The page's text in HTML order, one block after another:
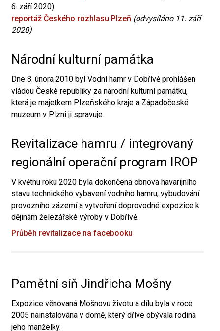
6. září 2020)
reportáž Českého rozhlasu Plzeň (odvysíláno 11. září
2020)
Národní kulturní památka
Dne 8. února 2010 byl Vodní hamr v Dobřívě prohlášen
vládou České republiky za národní kulturní památku,
která je majetkem Plzeňského kraje a Západočeské
muzeum v Plzni ji spravuje.
Revitalizace hamru / integrovaný
regionální operační program IROP
V květnu roku 2020 byla dokončena obnova havarijního
stavu technického vybavení vodního hamru, vybudování
provozního zázemí a vytvoření doprovodné expozice k
dějinám železářské výroby v Dobřívě.
Průběh revitalizace na facebooku
Pamětní síň Jindřicha Mošny
Expozice věnovaná Mošnovu životu a dílu byla v roce
2005 nainstalována v domě, který dříve obývala rodina
jeho manželky.